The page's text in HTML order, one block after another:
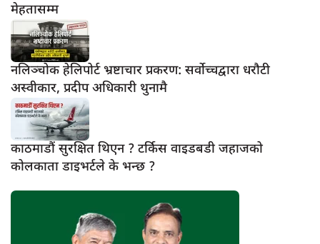
मेहतासम्म
नलिञ्चोक हेलिपोर्ट भ्रष्टाचार प्रकरण: सर्वोच्चद्वारा धरौटी
अस्वीकार, प्रदीप अधिकारी थुनामै
काठमाडौं सुरक्षित थिएन ? टर्किस वाइडबडी जहाजको
कोलकाता डाइभर्टले के भन्छ ?